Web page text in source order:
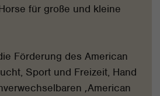
für große und kleine
Förderung des American
Sport und Freizeit, Hand
‚American